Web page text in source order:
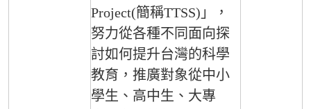
Project(簡稱TTSS)」，
努力從各種不同面向探
討如何提升台灣的科學
教育，推廣對象從中小
學生、高中生、大專